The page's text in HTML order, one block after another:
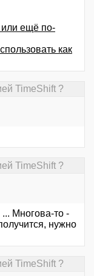
или ещё по-
как
TimeShift ?
TimeShift ?
Многова-то -
нужно
TimeShift ?